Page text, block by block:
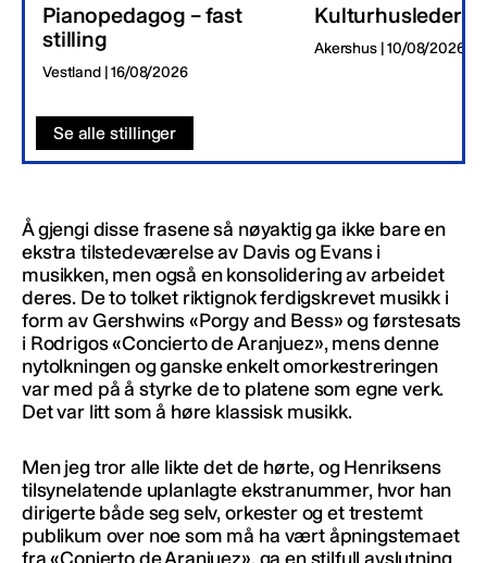
Pianopedagog – fast
stilling
Vestland | 16/08/2026
Kulturhusleder
Akershus | 10/08/2026
Se alle stillinger
Å gjengi disse frasene så nøyaktig ga ikke bare en
ekstra tilstedeværelse av Davis og Evans i
musikken, men også en konsolidering av arbeidet
deres. De to tolket riktignok ferdigskrevet musikk i
form av Gershwins «Porgy and Bess» og førstesats
i Rodrigos «Concierto de Aranjuez», mens denne
nytolkningen og ganske enkelt omorkestreringen
var med på å styrke de to platene som egne verk.
Det var litt som å høre klassisk musikk.
Men jeg tror alle likte det de hørte, og Henriksens
tilsynelatende uplanlagte ekstranummer, hvor han
dirigerte både seg selv, orkester og et trestemt
publikum over noe som må ha vært åpningstemaet